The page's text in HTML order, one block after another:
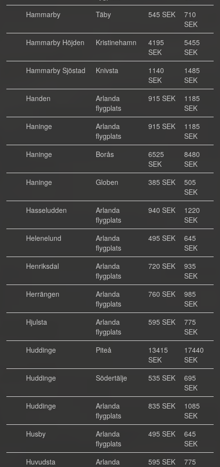
Hammarby
Täby 545 SEK
710
SEK
Hammarby Höjden
Kristinehamn
4195
SEK
5455
SEK
Hammarby Sjöstad
Knivsta
1140
SEK
1485
SEK
Handen
Arlanda
flygplats
915 SEK
1185
SEK
Haninge
Arlanda
flygplats
915 SEK
1185
SEK
Haninge
Borås
6525
SEK
8480
SEK
Haninge
Globen 385 SEK
505
SEK
Hasseludden
Arlanda
flygplats
940 SEK
1220
SEK
Helenelund
Arlanda
flygplats
495 SEK
645
SEK
Henriksdal
Arlanda
flygplats
720 SEK
935
SEK
Herrängen
Arlanda
flygplats
760 SEK
985
SEK
Hjulsta
Arlanda
flygplats
595 SEK
775
SEK
Huddinge
Piteå
13415
SEK
17440
SEK
Huddinge
Södertälje 535 SEK
695
SEK
Huddinge
Arlanda
flygplats
835 SEK
1085
SEK
Husby
Arlanda
flygplats
495 SEK
645
SEK
Huvudsta
Arlanda
595 SEK
775